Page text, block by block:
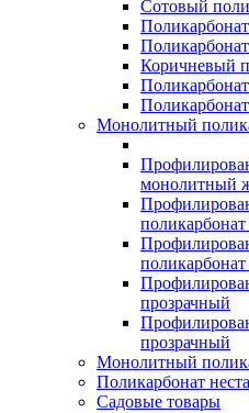
Сотовый
Коричневый
Монолитный
монолитный
прозрачный
прозрачный
Монолитный
Поликарбонат
Садовые товары